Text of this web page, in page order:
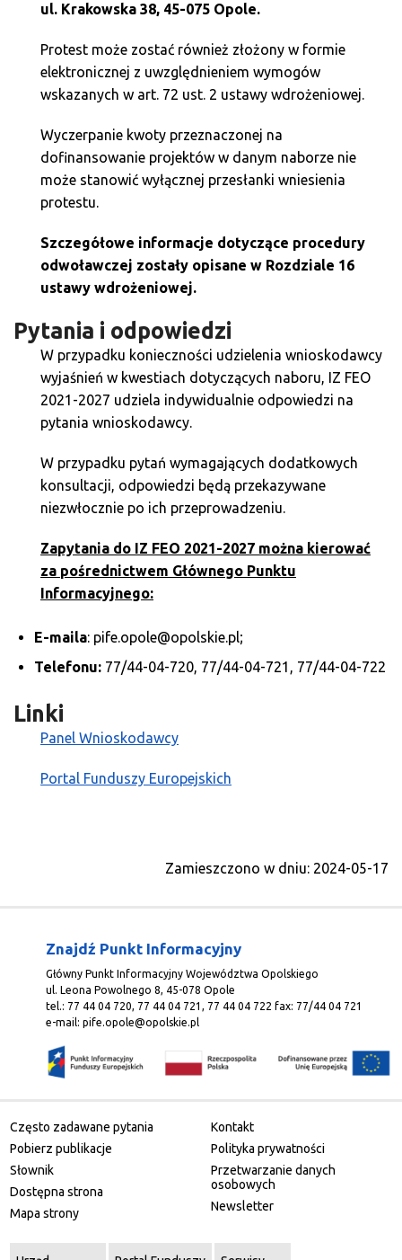
ul. Krakowska 38, 45-075 Opole.
Protest może zostać również złożony w formie
elektronicznej z uwzględnieniem wymogów
wskazanych w art. 72 ust. 2 ustawy wdrożeniowej.
Wyczerpanie kwoty przeznaczonej na
dofinansowanie projektów w danym naborze nie
może stanowić wyłącznej przesłanki wniesienia
protestu.
Szczegółowe informacje dotyczące procedury
odwoławczej zostały opisane w Rozdziale 16
ustawy wdrożeniowej.
Pytania i odpowiedzi
W przypadku konieczności udzielenia wnioskodawcy
wyjaśnień w kwestiach dotyczących naboru, IZ FEO
2021-2027 udziela indywidualnie odpowiedzi na
pytania wnioskodawcy.
W przypadku pytań wymagających dodatkowych
konsultacji, odpowiedzi będą przekazywane
niezwłocznie po ich przeprowadzeniu.
Zapytania do IZ FEO 2021-2027 można kierować
za pośrednictwem Głównego Punktu
Informacyjnego:
E-maila: pife.opole@opolskie.pl;
Telefonu: 77/44-04-720, 77/44-04-721, 77/44-04-722
Linki
Panel Wnioskodawcy
Portal Funduszy Europejskich
Zamieszczono w dniu: 2024-05-17
Znajdź Punkt Informacyjny
Główny Punkt Informacyjny Województwa Opolskiego
ul. Leona Powolnego 8, 45-078 Opole
tel.: 77 44 04 720, 77 44 04 721, 77 44 04 722 fax: 77/44 04 721
e-mail:pife.opole@opolskie.pl
Często zadawane pytania
Pobierz publikacje
Słownik
Dostępna strona
Mapa strony
Kontakt
Polityka prywatności
Przetwarzanie danych
osobowych
Newsletter